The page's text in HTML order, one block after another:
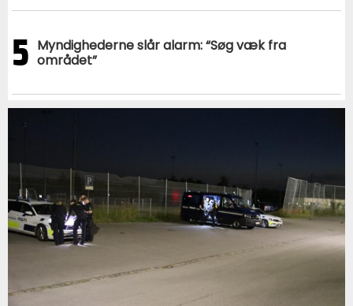
5 Myndighederne slår alarm: “Søg væk fra
området”